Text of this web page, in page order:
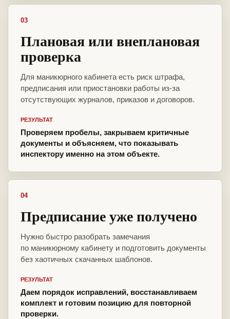
03
Плановая или внеплановая
проверка
Для маникюрного кабинета есть риск штрафа,
предписания или приостановки работы из-за
отсутствующих журналов, приказов и договоров.
РЕЗУЛЬТАТ
Проверяем пробелы, закрываем критичные
документы и объясняем, что показывать
инспектору именно на этом объекте.
04
Предписание уже получено
Нужно быстро разобрать замечания
по маникюрному кабинету и подготовить документы
без хаотичных скачанных шаблонов.
РЕЗУЛЬТАТ
Даем порядок исправлений, восстанавливаем
комплект и готовим позицию для повторной
проверки.